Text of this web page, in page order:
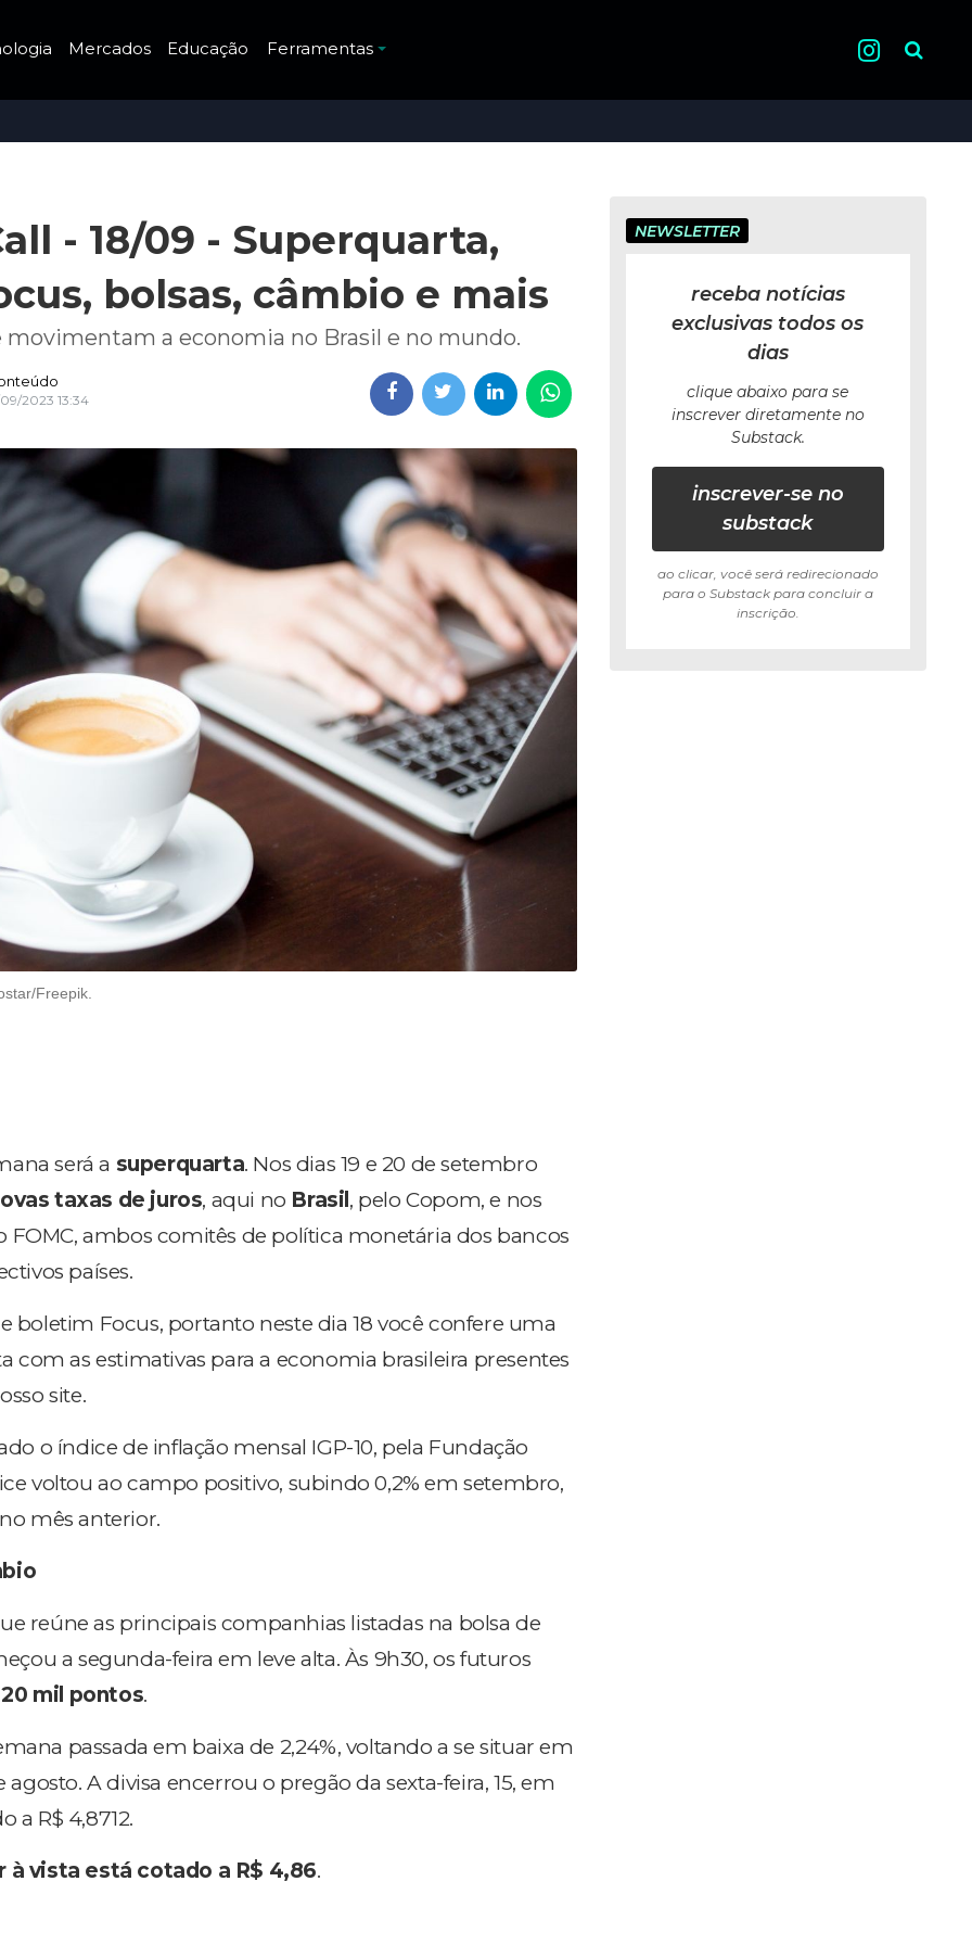
Mercados Educação Ferramentas Pesquisa
- 18/09 - Superquarta,
bolsas, câmbio e mais
movimentam a economia no Brasil e no mundo.
2023 13:34
Freepik.
será a superquarta. Nos dias 19 e 20 de setembro
taxas de juros, aqui no Brasil , pelo Copom, e nos
FOMC, ambos comitês de política monetária dos bancos
países.
boletim Focus, portanto neste dia 18 você confere uma
as estimativas para a economia brasileira presentes
site.
o índice de inflação mensal IGP-10, pela Fundação
voltou ao campo positivo, subindo 0,2% em setembro,
mês anterior.
reúne as principais companhias listadas na bolsa de
a segunda-feira em leve alta. Às 9h30, os futuros
mil pontos.
passada em baixa de 2,24%, voltando a se situar em
A divisa encerrou o pregão da sexta-feira, 15, em
a R$ 4,8712.
à vista está cotado a R$ 4,86.
NEWSLETTER
receba notícias
exclusivas todos os
dias
clique abaixo para se
inscrever diretamente no
Substack.
inscrever-se no
substack
ao clicar, você será redirecionado
para o Substack para concluir a
inscrição.